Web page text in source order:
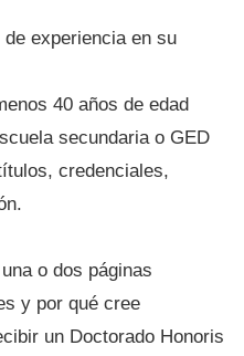
de experiencia en su
40 años de edad
secundaria o GED
credenciales,
o dos páginas
y por qué cree
un Doctorado Honoris